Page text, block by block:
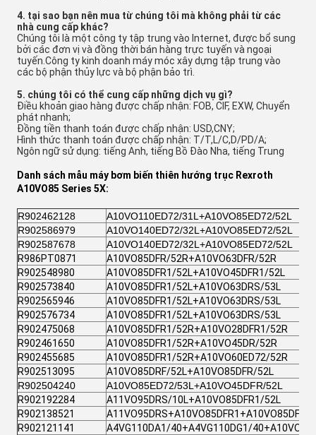
4. tại sao bạn nên mua từ chúng tôi mà không phải từ các
nhà cung cấp khác?
Chúng tôi là một công ty tập trung vào Internet, được bổ sung
bởi các đơn vị và đồng thời bán hàng trực tuyến và ngoại
tuyến.Công ty kinh doanh máy móc xây dựng tập trung vào
các bộ phận thủy lực và bộ phận bảo trì.
5. chúng tôi có thể cung cấp những dịch vụ gì?
Điều khoản giao hàng được chấp nhận: FOB, CIF, EXW, Chuyển
phát nhanh;
Đồng tiền thanh toán được chấp nhận: USD,CNY;
Hình thức thanh toán được chấp nhận: T/T,L/C,D/PD/A;
Ngôn ngữ sử dụng: tiếng Anh, tiếng Bồ Đào Nha, tiếng Trung
Danh sách mẫu máy bơm biến thiên hướng trục Rexroth
A10VO85 Series 5X:
R902462128
A10VO110ED72/31L+A10VO85ED72/52L
R902586979
A10VO140ED72/32L+A10VO85ED72/52L
R902587678
A10VO140ED72/32L+A10VO85ED72/52L
R986PT0871
A10VO85DFR/52R+A10VO63DFR/52R
R902548980
A10VO85DFR1/52L+A10VO45DFR1/52L
R902573840
A10VO85DFR1/52L+A10VO63DRS/53L
R902565946
A10VO85DFR1/52L+A10VO63DRS/53L
R902576734
A10VO85DFR1/52L+A10VO63DRS/53L
R902475068
A10VO85DFR1/52R+A10VO28DFR1/52R
R902461650
A10VO85DFR1/52R+A10VO45DR/52R
R902455685
A10VO85DFR1/52R+A10VO60ED72/52R
R902513095
A10VO85DRF/52L+A10VO85DFR/52L
R902504240
A10VO85ED72/53L+A10VO45DFR/52L
R902192284
A11VO95DRS/10L+A10VO85DFR1/52L
R902138521
A11VO95DRS+A10VO85DFR1+A10VO85DFR1
R902121141
A4VG110DA1/40+A4VG110DG1/